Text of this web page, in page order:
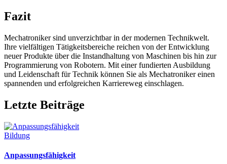
Fazit
Mechatroniker sind unverzichtbar in der modernen Technikwelt.
Ihre vielfältigen Tätigkeitsbereiche reichen von der Entwicklung
neuer Produkte über die Instandhaltung von Maschinen bis hin zur
Programmierung von Robotern. Mit einer fundierten Ausbildung
und Leidenschaft für Technik können Sie als Mechatroniker einen
spannenden und erfolgreichen Karriereweg einschlagen.
Letzte Beiträge
Bildung
Anpassungsfähigkeit